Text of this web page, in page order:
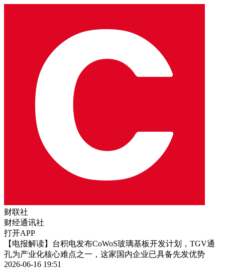
财联社
财经通讯社
打开APP
【电报解读】台积电发布CoWoS玻璃基板开发计划，TGV通
孔为产业化核心难点之一，这家国内企业已具备先发优势
2026-06-16 19:51